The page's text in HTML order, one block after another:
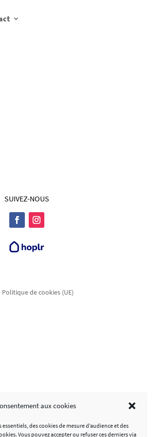
aux cookies
des cookies de mesure d’audience et des
Vous pouvez accepter ou refuser ces derniers via
SUIVEZ-NOUS
Politique de cookies (UE)